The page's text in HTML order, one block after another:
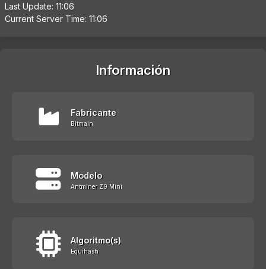
Last Update: 11:06
Current Server Time: 11:06
Información
Fabricante
Bitmain
Modelo
Antminer Z9 Mini
Algoritmo(s)
Equihash